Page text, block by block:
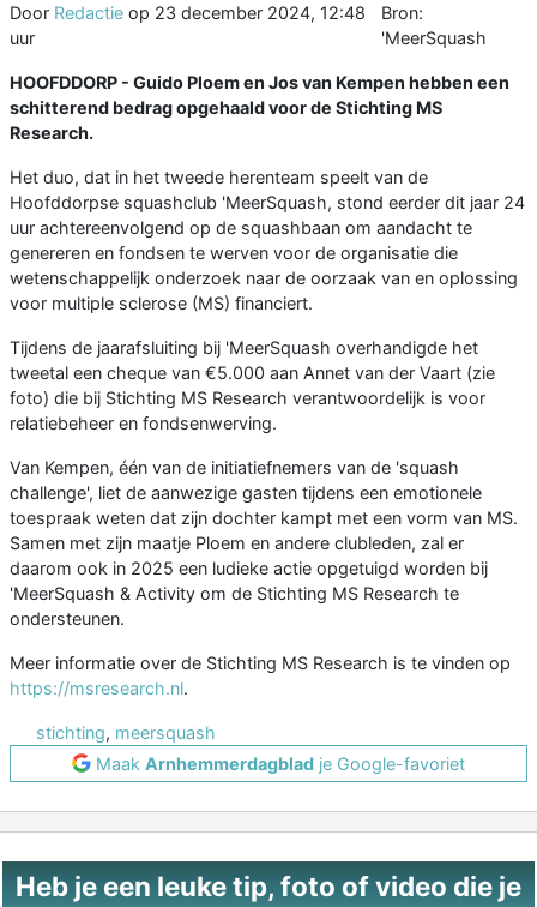
Door Redactie op 23 december 2024, 12:48
uur
Bron:
'MeerSquash
HOOFDDORP - Guido Ploem en Jos van Kempen hebben een
schitterend bedrag opgehaald voor de Stichting MS
Research.
Het duo, dat in het tweede herenteam speelt van de
Hoofddorpse squashclub 'MeerSquash, stond eerder dit jaar 24
uur achtereenvolgend op de squashbaan om aandacht te
genereren en fondsen te werven voor de organisatie die
wetenschappelijk onderzoek naar de oorzaak van en oplossing
voor multiple sclerose (MS) financiert.
Tijdens de jaarafsluiting bij 'MeerSquash overhandigde het
tweetal een cheque van €5.000 aan Annet van der Vaart (zie
foto) die bij Stichting MS Research verantwoordelijk is voor
relatiebeheer en fondsenwerving.
Van Kempen, één van de initiatiefnemers van de 'squash
challenge', liet de aanwezige gasten tijdens een emotionele
toespraak weten dat zijn dochter kampt met een vorm van MS.
Samen met zijn maatje Ploem en andere clubleden, zal er
daarom ook in 2025 een ludieke actie opgetuigd worden bij
'MeerSquash & Activity om de Stichting MS Research te
ondersteunen.
Meer informatie over de Stichting MS Research is te vinden op
https://msresearch.nl.
stichting, meersquash
Maak Arnhemmerdagblad je Google-favoriet
Heb je een leuke tip, foto of video die je